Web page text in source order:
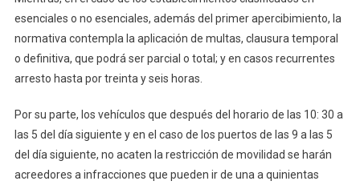
Covid-
19
esenciales o no esenciales, además del primer apercibimiento, la
normativa contempla la aplicación de multas, clausura temporal
o definitiva, que podrá ser parcial o total; y en casos recurrentes
arresto hasta por treinta y seis horas.
Por su parte, los vehículos que después del horario de las 10: 30 a
las 5 del día siguiente y en el caso de los puertos de las 9 a las 5
del día siguiente, no acaten la restricción de movilidad se harán
acreedores a infracciones que pueden ir de una a quinientas